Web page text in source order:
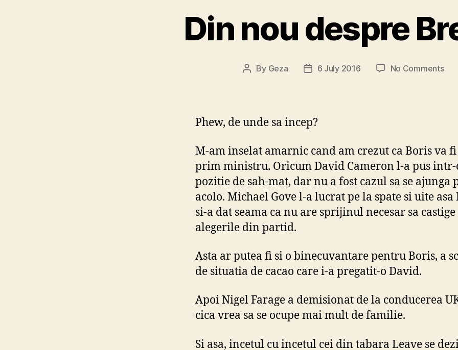
Din nou despre
Post
By Geza
Post6 July 2016 No Commentson
Phew, de unde sa incep?
M-am inselat amarnic cand am crezut ca Boris va
prim ministru. Oricum David Cameron l-a pus intr-
pozitie de sah-mat, dar nu a fost cazul sa se ajunga
acolo. Michael Gove l-a lucrat pe la spate si uite asa
si-a dat seama ca nu are sprijinul necesar sa castige
alegerile din partid.
Asta ar putea fi si o binecuvantare pentru Boris, a
de situatia de cacao care i-a pregatit-o David.
Apoi Nigel Farage a demisionat de la conducerea
cica vrea sa se ocupe mai mult de familie.
Si asa, incetul cu incetul cei din tabara Leave se